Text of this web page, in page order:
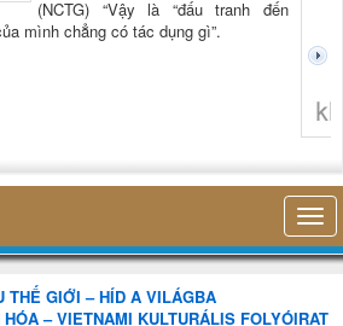
(NCTG) “Vậy là “đấu tranh đến
mình chẳng có tác dụng gì”.
THẾ GIỚI – HÍD A VILÁGBA
– VIETNAMI KULTURÁLIS FOLYÓIRAT